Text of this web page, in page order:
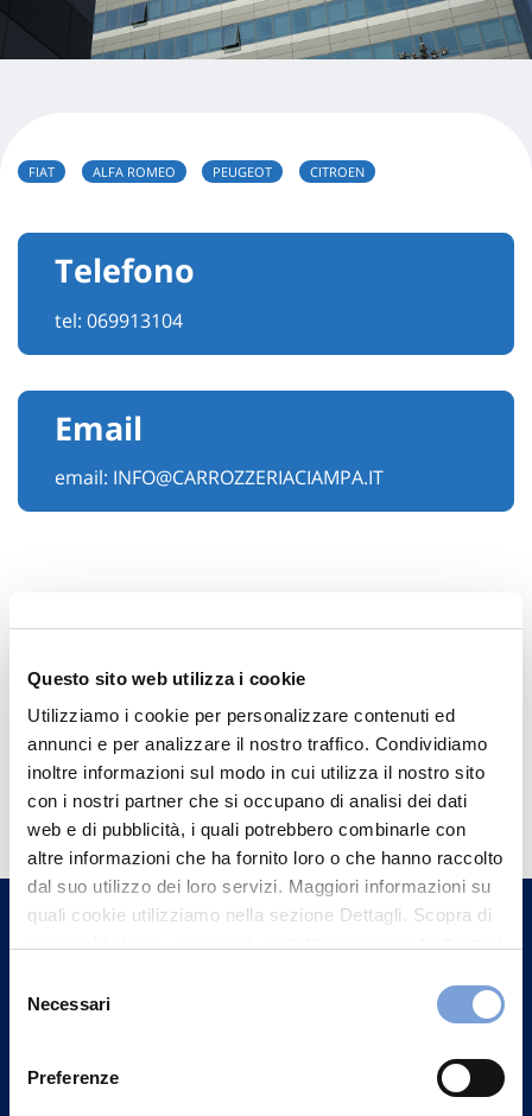
Questo sito web utilizza i cookie
Utilizziamo i cookie per personalizzare contenuti ed
annunci e per analizzare il nostro traffico. Condividiamo
inoltre informazioni sul modo in cui utilizza il nostro sito
con i nostri partner che si occupano di analisi dei dati
web e di pubblicità, i quali potrebbero combinarle con
altre informazioni che ha fornito loro o che hanno raccolto
dal suo utilizzo dei loro servizi. Maggiori informazioni su
quali cookie utilizziamo nella sezione Dettagli. Scopra di
può trovare nel footer del sito nella sezione "Informativa
delNecessari
Preferenze
FIAT ALFA ROMEO PEUGEOT CITROEN
Telefono
tel: 069913104
Email
email: INFO@CARROZZERIACIAMPA.IT
Hai bisogno di
informazioni?
Trova l'Agenzia più vicina a te e parla con
un nostro Agente.